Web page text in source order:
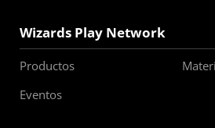
Wizards Play Network
Productos
Eventos